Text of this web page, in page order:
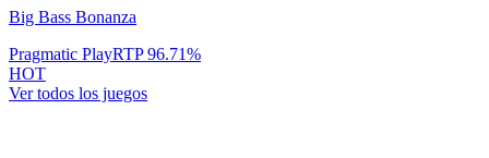
Big Bass Bonanza
Pragmatic PlayRTP96.71%
HOT
Ver todos los juegos